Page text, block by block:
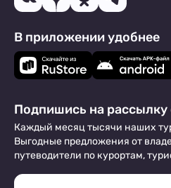
В приложении удобнее
Подпишись на рассылку
Каждый месяц тысячи наших
Выгодные предложения от
путеводители по курортам,